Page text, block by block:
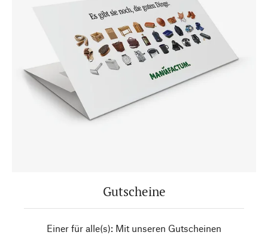
Gutscheine
Einer für alle(s): Mit unseren Gutscheinen